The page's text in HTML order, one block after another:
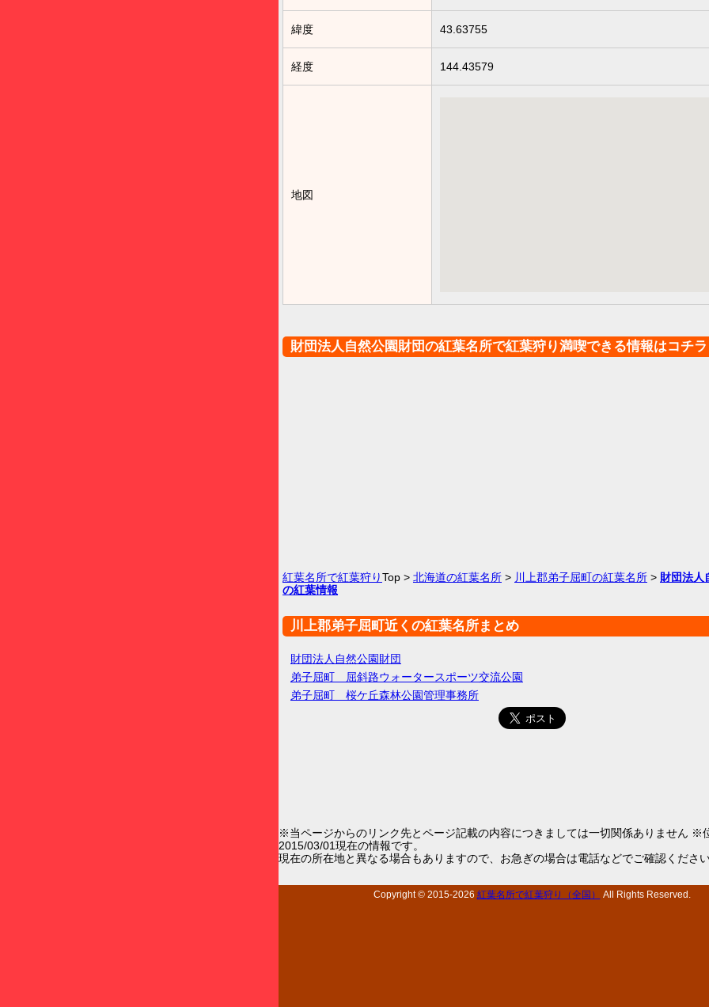
緯度 43.63755
経度 144.43579
地図
財団法人自然公園財団の紅葉名所で紅葉狩り満喫できる情報はコチラ
紅葉名所で紅葉狩りTop > 北海道の紅葉名所 > 川上郡弟子屈町の紅葉名所 > 財団法人
の紅葉情報
川上郡弟子屈町近くの紅葉名所まとめ
財団法人自然公園財団
弟子屈町 屈斜路ウォータースポーツ交流公園
弟子屈町 桜ケ丘森林公園管理事務所
※当ページからのリンク先とページ記載の内容につきましては一切関係ありません ※
2015/03/01現在の情報です。
現在の所在地と異なる場合もありますので、お急ぎの場合は電話などでご確認ください
Copyright © 2015-2026 紅葉名所で紅葉狩り（全国） All Rights Reserved.